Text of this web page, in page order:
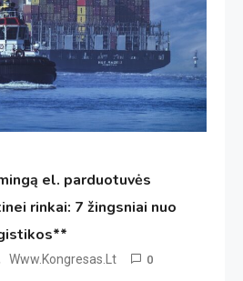
el. parduotuvės
rinkai: 7 žingsniai nuo
Www.kongresas.lt 0